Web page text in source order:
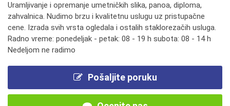
Uramljivanje i opremanje umetničkih slika, panoa, diploma,
zahvalnica. Nudimo brzu i kvalitetnu uslugu uz pristupačne
cene. Izrada svih vrsta ogledala i ostalih staklorezačih usluga.
Radno vreme: ponedeljak - petak: 08 - 19 h subota: 08 - 14 h
Nedeljom ne radimo
Pošaljite poruku